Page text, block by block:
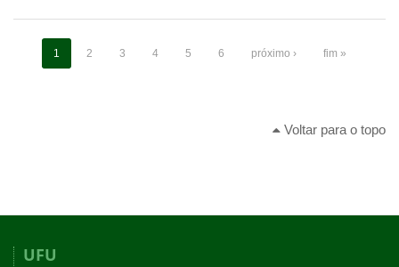
1 2 3 4 5 6 próximo › fim »
Voltar para o topo
UFU